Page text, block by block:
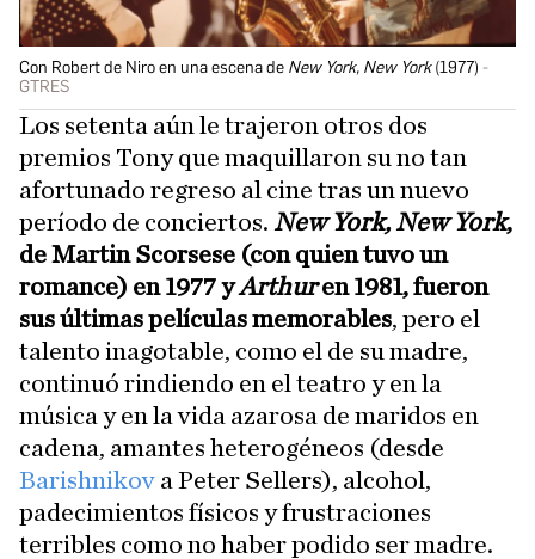
Con Robert de Niro en una escena de New York, New York(1977)
GTRES
Los setenta aún le trajeron otros dos
premios Tony que maquillaron su no tan
afortunado regreso al cine tras un nuevo
período de conciertos. New York, New York,
de Martin Scorsese (con quien tuvo un
romance) en 1977 yArthuren 1981, fueron
sus últimas películas memorables, pero el
talento inagotable, como el de su madre,
continuó rindiendo en el teatro y en la
música y en la vida azarosa de maridos en
cadena, amantes heterogéneos (desde
Barishnikov a Peter Sellers), alcohol,
padecimientos físicos y frustraciones
terribles como no haber podido ser madre.